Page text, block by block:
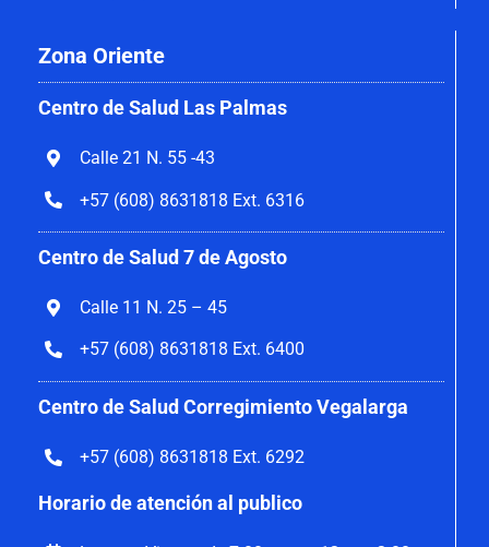
Zona Oriente
Centro de Salud Las Palmas
Calle 21 N. 55 -43
+57 (608) 8631818 Ext. 6316
Centro de Salud 7 de Agosto
Calle 11 N. 25 – 45
+57 (608) 8631818 Ext. 6400
Centro de Salud Corregimiento Vegalarga
+57 (608) 8631818 Ext. 6292
Horario de atención al publico